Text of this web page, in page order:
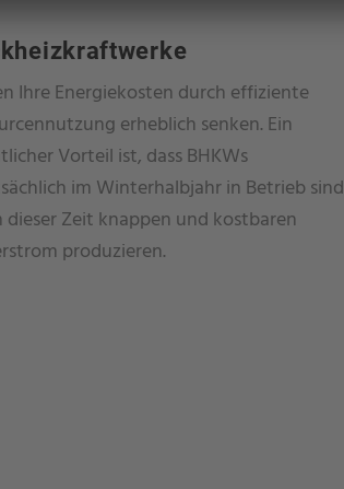
Ihre Energiekosten durch effiziente
erheblich senken. Ein
Vorteil ist, dass BHKWs
im Winterhalbjahr in Betrieb sind
dieser Zeit knappen und kostbaren
produzieren.